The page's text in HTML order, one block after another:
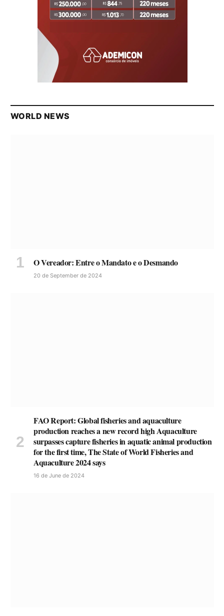
WORLD NEWS
O Vereador: Entre o Mandato e o Desmando
20 de September de 2024
FAO Report: Global fisheries and aquaculture
production reaches a new record high Aquaculture
surpasses capture fisheries in aquatic animal production
for the first time, The State of World Fisheries and
Aquaculture 2024 says
16 de June de 2024